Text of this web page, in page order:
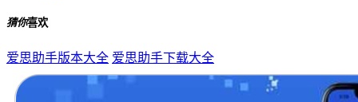
猜你喜欢
爱思助手版本大全 爱思助手下载大全